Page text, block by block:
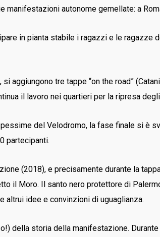
manifestazioni autonome gemellate: a
in pianta stabile i ragazzi e le ragazze
aggiungono tre tappe “on the road”
il lavoro nei quartieri per la ripresa
del Velodromo, la fase finale si è
partecipanti.
(2018), e precisamente durante la
il Moro. Il santo nero protettore di
altrui idee e convinzioni di uguaglianza.
della storia della manifestazione.